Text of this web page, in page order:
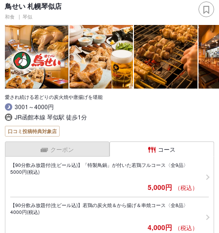
鳥せい 札幌琴似店
和食 琴似
愛され続ける若どりの炭火焼や唐揚げを堪能
3001～4000円
JR函館本線 琴似駅 徒歩1分
口コミ投稿特典対象店
クーポン コース
【90分飲み放題付(生ビール込)】「特製鳥鍋」が付いた若鶏フルコース〈全9品〉
5000円(税込)
5,000円 （税込）
【90分飲み放題付(生ビール込)】若鶏の炭火焼＆から揚げ＆串焼コース〈全8品〉
4000円(税込)
4,000円 （税込）